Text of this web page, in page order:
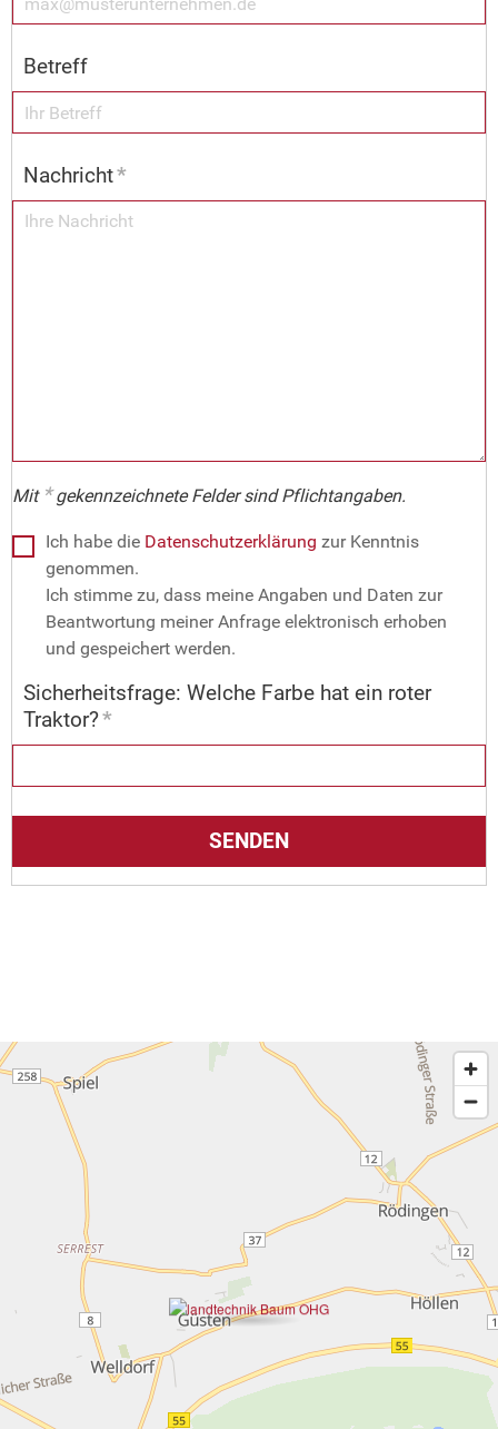
Betreff
Nachricht*
Mit *gekennzeichnete Felder sind Pflichtangaben.
Ich habe die Datenschutzerklärung zur Kenntnis
genommen.
Ich stimme zu, dass meine Angaben und Daten zur
Beantwortung meiner Anfrage elektronisch erhoben
und gespeichert werden.
Sicherheitsfrage: Welche Farbe hat ein roter
Traktor?*
SENDEN